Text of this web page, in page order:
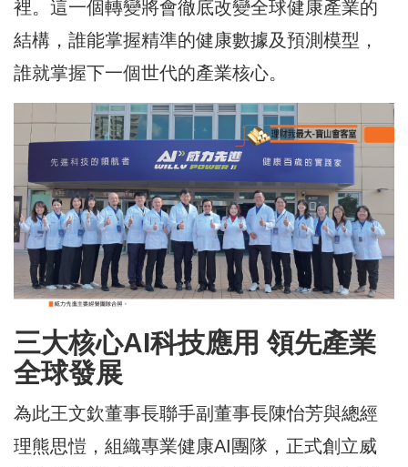
裡。這一個轉變將會徹底改變全球健康產業的
結構，誰能掌握精準的健康數據及預測模型，
誰就掌握下一個世代的產業核心。
三大核心AI科技應用 領先產業
全球發展
為此王文欽董事長聯手副董事長陳怡芳與總經
理熊思愷，組織專業健康AI團隊，正式創立威